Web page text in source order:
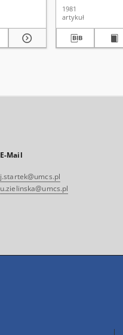
1981
artykuł
E-Mail
j.startek@umcs.pl
u.zielinska@umcs.pl